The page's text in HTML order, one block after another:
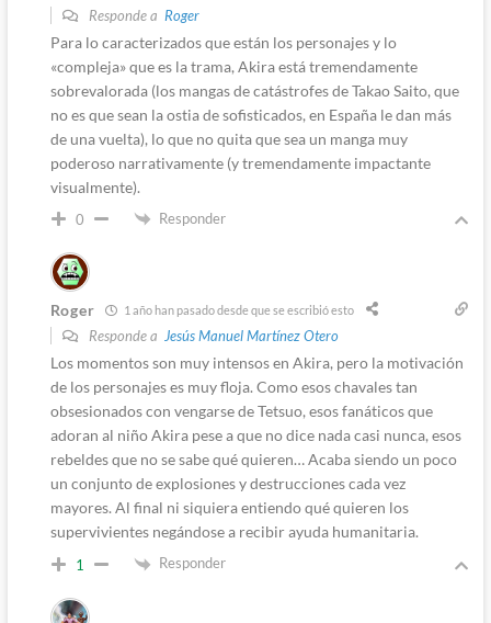
Responde a Roger
Para lo caracterizados que están los personajes y lo
«compleja» que es la trama, Akira está tremendamente
sobrevalorada (los mangas de catástrofes de Takao Saito, que
no es que sean la ostia de sofisticados, en España le dan más
de una vuelta), lo que no quita que sea un manga muy
poderoso narrativamente (y tremendamente impactante
visualmente).
0 Responder
Roger 1 año han pasado desde que se escribió esto
Responde a Jesús Manuel Martínez Otero
Los momentos son muy intensos en Akira, pero la motivación
de los personajes es muy floja. Como esos chavales tan
obsesionados con vengarse de Tetsuo, esos fanáticos que
adoran al niño Akira pese a que no dice nada casi nunca, esos
rebeldes que no se sabe qué quieren… Acaba siendo un poco
un conjunto de explosiones y destrucciones cada vez
mayores. Al final ni siquiera entiendo qué quieren los
supervivientes negándose a recibir ayuda humanitaria.
1 Responder